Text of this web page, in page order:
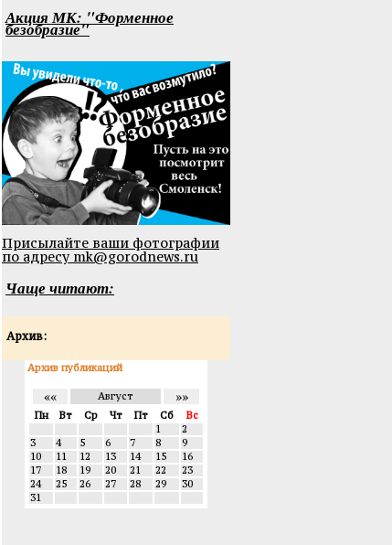
Акция МК: "Форменное
безобразие"
Присылайте ваши фотографии
по адресу mk@gorodnews.ru
Чаще читают:
Архив:
Архив публикаций
«« Август »»
Пн Вт Ср Чт Пт Сб
Вс
1
2
3
4 5 6 7 8
9
10
11 12 13 14 15
16
17
18 19 20 21 22
23
24
25 26 27 28 29
30
31